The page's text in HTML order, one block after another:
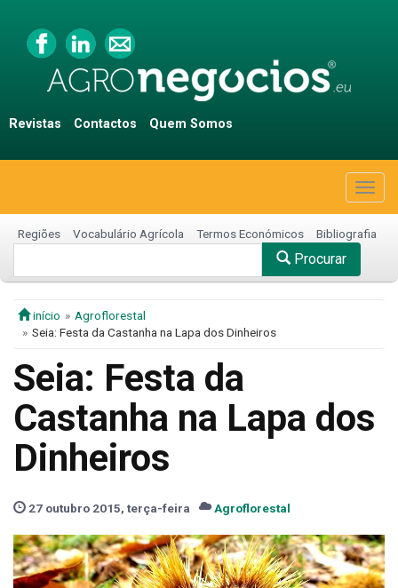
Revistas Contactos Quem Somos
Regiões Vocabulário Agrícola Termos Económicos Bibliografia
Procurar
início
Agroflorestal
Seia: Festa da Castanha na Lapa dos Dinheiros
Seia: Festa da
Castanha na Lapa dos
Dinheiros
27 outubro 2015, terça-feira Agroflorestal